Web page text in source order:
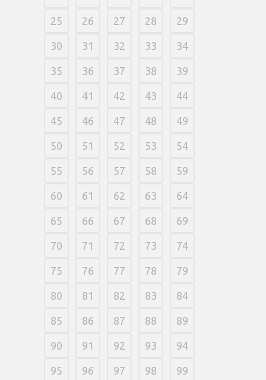
25 26 27 28 29
30 31 32 33 34
35 36 37 38 39
40 41 42 43 44
45 46 47 48 49
50 51 52 53 54
55 56 57 58 59
60 61 62 63 64
65 66 67 68 69
70 71 72 73 74
75 76 77 78 79
80 81 82 83 84
85 86 87 88 89
90 91 92 93 94
95 96 97 98 99